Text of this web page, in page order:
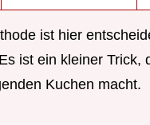
ist hier
ist ein kleiner Trick,
Kuchen macht.